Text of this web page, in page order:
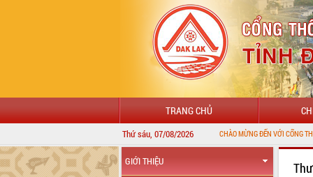
TRANG CHỦ
Thứ sáu, 07/08/2026
GIỚI THIỆU